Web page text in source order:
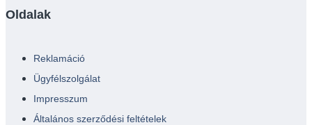
Oldalak
Reklamáció
Ügyfélszolgálat
Impresszum
Általános szerződési feltételek